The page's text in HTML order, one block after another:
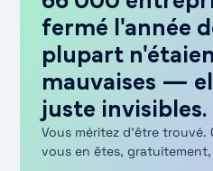
fermé l'année
plupart
mauvaises —
juste invisibles.
Vous méritez d’être trouvé.
vous en êtes,